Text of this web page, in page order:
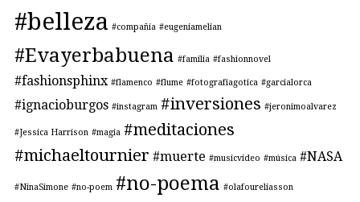
#belleza #compañía #eugeniamelian
#Evayerbabuena #familia #fashionnovel
#fashionsphinx #flamenco #flume #fotografiagotica #garcialorca
#ignacioburgos #instagram #inversiones #jeronimoalvarez
#Jessica Harrison #magia #meditaciones
#michaeltournier #muerte #musicvideo #música #NASA
#NinaSimone #no-poem #no-poema #olafoureliasson